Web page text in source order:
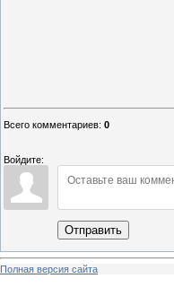
Всего комментариев: 0
Войдите:
Отправить
Полная версия сайта